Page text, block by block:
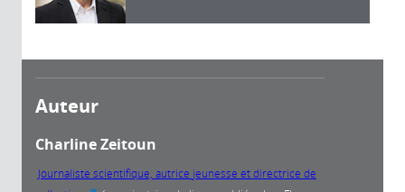
Auteur
Charline Zeitoun
Journaliste scientifique, autrice jeunesse et directrice de